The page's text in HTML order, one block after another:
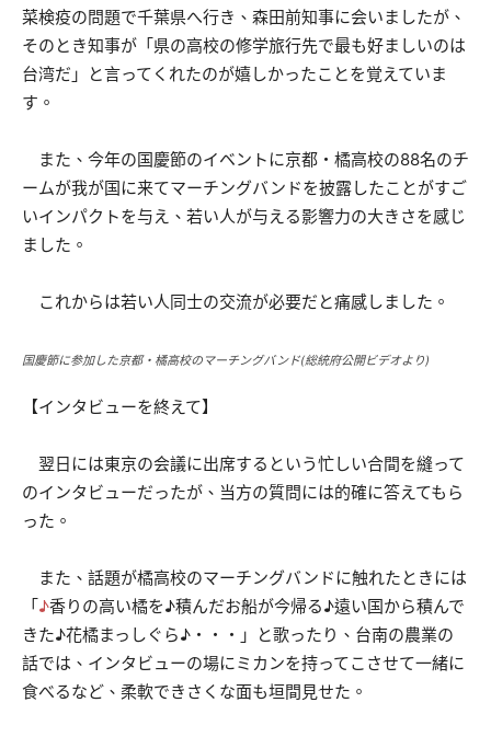
菜検疫の問題で千葉県へ行き、森田前知事に会いましたが、
そのとき知事が「県の高校の修学旅行先で最も好ましいのは
台湾だ」と言ってくれたのが嬉しかったことを覚えていま
す。
また、今年の国慶節のイベントに京都・橘高校の88名のチ
ームが我が国に来てマーチングバンドを披露したことがすご
いインパクトを与え、若い人が与える影響力の大きさを感じ
ました。
これからは若い人同士の交流が必要だと痛感しました。
国慶節に参加した京都・橘高校のマーチングバンド(総統府公開ビデオより)
【インタビューを終えて】
翌日には東京の会議に出席するという忙しい合間を縫って
のインタビューだったが、当方の質問には的確に答えてもら
った。
また、話題が橘高校のマーチングバンドに触れたときには
「♪香りの高い橘を♪積んだお船が今帰る♪遠い国から積んで
きた♪花橘まっしぐら♪・・・」と歌ったり、台南の農業の
話では、インタビューの場にミカンを持ってこさせて一緒に
食べるなど、柔軟できさくな面も垣間見せた。